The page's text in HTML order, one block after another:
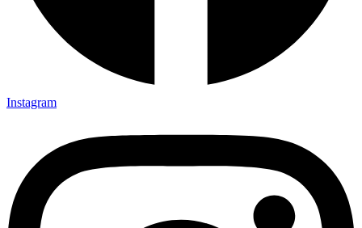
Instagram